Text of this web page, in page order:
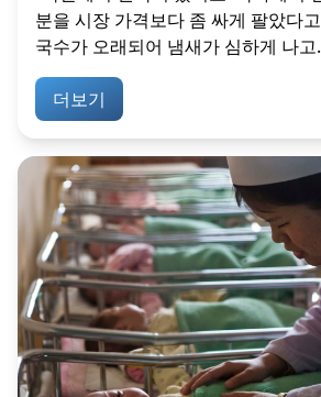
분을 시장 가격보다 좀 싸게 팔았다
국수가 오래되어 냄새가 심하게 나고
더보기